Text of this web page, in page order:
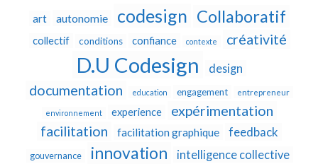
art autonomie codesign Collaboratif
collectif conditions confiance contexte créativité
D.U Codesign design
documentation education engagement entrepreneur
environnement experience
expérimentation
facilitation
facilitation graphique feedback
gouvernance innovation intelligence collective